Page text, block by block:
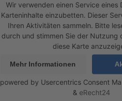
Wir verwenden einen Service eines
Karteninhalte einzubetten. Dieser
Ihren Aktivitäten sammeln. Bitte
durch und stimmen Sie der Nutzung
diese Karte
Mehr Informationen
powered by Usercentrics Consent
& eRecht24